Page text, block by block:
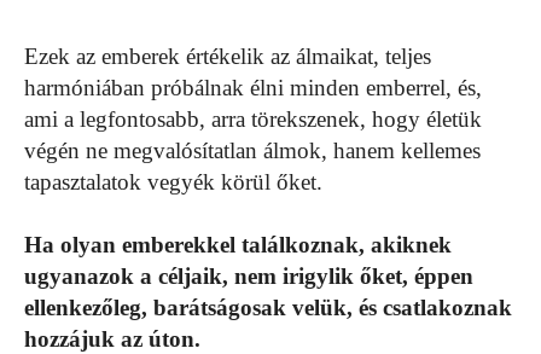
Ezek az emberek értékelik az álmaikat, teljes
harmóniában próbálnak élni minden emberrel, és,
ami a legfontosabb, arra törekszenek, hogy életük
végén ne megvalósítatlan álmok, hanem kellemes
tapasztalatok vegyék körül őket.
Ha olyan emberekkel találkoznak, akiknek
ugyanazok a céljaik, nem irigylik őket, éppen
ellenkezőleg, barátságosak velük, és csatlakoznak
hozzájuk az úton.